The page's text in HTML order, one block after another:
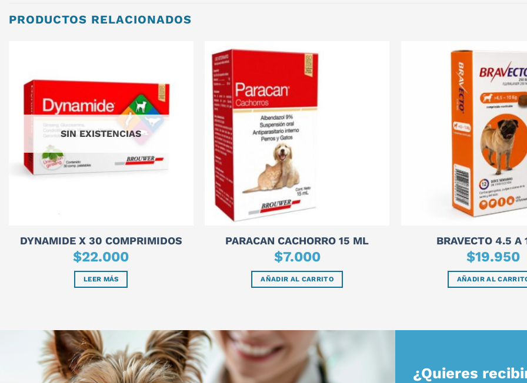
PRODUCTOS RELACIONADOS
SIN EXISTENCIAS
DYNAMIDE X 30 COMPRIMIDOS
$22.000
LEER MÁS
PARACAN CACHORRO 15 ML
$7.000
AÑADIR AL CARRITO
BRAVECTO 4.5 A
$19.950
AÑADIR AL
¿Quieres